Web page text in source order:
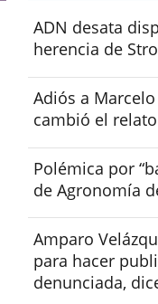
ADN desata
herencia de
Adiós a
cambió el relato
Polémica por
de Agronomía
Amparo
para hacer
denunciada,